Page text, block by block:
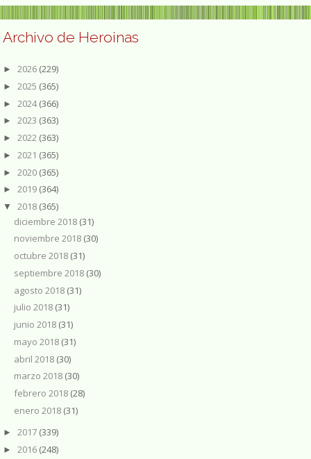
Archivo de Heroinas
► 2026 (229)
► 2025 (365)
► 2024(366)
► 2023 (363)
► 2022 (363)
► 2021 (365)
► 2020 (365)
► 2019 (364)
▼ 2018 (365)
diciembre 2018 (31)
noviembre 2018 (30)
octubre 2018 (31)
septiembre 2018 (30)
agosto 2018 (31)
julio 2018 (31)
junio 2018 (31)
mayo 2018 (31)
abril 2018 (30)
marzo 2018 (30)
febrero 2018 (28)
enero 2018 (31)
► 2017 (339)
► 2016 (248)